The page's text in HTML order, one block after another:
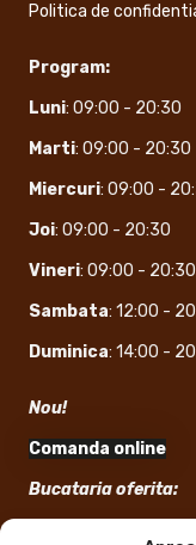
Politica de
Program:
Luni: 09:00 - 20:30
Marti: 09:00 - 20:30
Miercuri: 09:00 -
Joi: 09:00 - 20:30
Vineri: 09:00 - 20:30
Sambata: 12:00 -
Duminica: 14:00 -
Nou!
Comanda online
Bucataria oferita: